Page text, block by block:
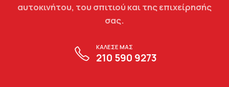
αυτοκινήτου, του σπιτιού και της επιχείρησής
σας.
ΚΑΛΕΣΕ ΜΑΣ
210 590 9273